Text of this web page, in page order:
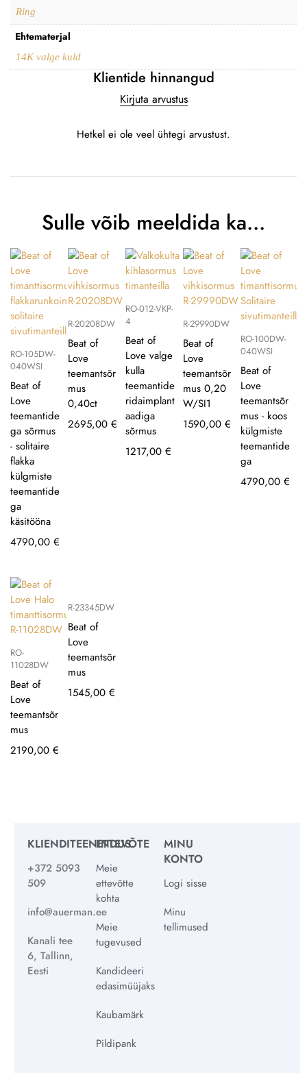
Ring
Ehtematerjal
14K valge kuld
Klientide hinnangud
Kirjuta arvustus
Hetkel ei ole veel ühtegi arvustust.
Sulle võib meeldida ka…
RO-105DW-
040WSI
Beat of
Love
teemantide
ga sõrmus
- solitaire
flakka
külgmiste
teemantide
ga
käsitööna
4790,00 €
R-20208DW
Beat of
Love
teemantsõr
mus
0,40ct
2695,00 €
RO-012-VKP-
4
Beat of
Love valge
kulla
teemantide
ridaimplant
aadiga
sõrmus
1217,00 €
R-29990DW
Beat of
Love
teemantsõr
mus 0,20
W/SI1
1590,00 €
RO-100DW-
040WSI
Beat of
Love
teemantsõr
mus - koos
külgmiste
teemantide
ga
4790,00 €
RO-
11028DW
Beat of
Love
teemantsõr
mus
2190,00 €
R-23345DW
Beat of
Love
teemantsõr
mus
1545,00 €
KLIENDITEENINDUS
+372 5093
509
info@auerman.ee
Kanali tee
6, Tallinn,
Eesti
ETTEVÕTE
Meie
ettevõtte
kohta
Meie
tugevused
Kandideeri
edasimüüjaks
Kaubamärk
Pildipank
MINU
KONTO
Logi sisse
Minu
tellimused